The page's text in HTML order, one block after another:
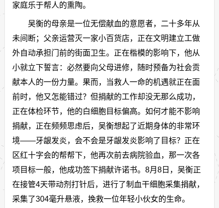
家庭乐于帮人的熏陶。
吴衡的母亲是一位无偿献血的意愿者，二十多年从
未间断；父亲运营灭一家小百货店，正在文明建立工做
外自动承担门前的街面卫生。正在楷模的影响下，他从
小就立下誓言：必然要向父母进修，随时预备为社会贡
献本人的一份力量。果而，当救人一命的机遇就正在面
前时，他又怎能错过？但捐献的工作却没无那么成功，
正在体检环节，他的白细胞目标偏高。如何才能不影响
捐献，正在频频思虑后，吴衡想起了近期身体的非常环
境——牙龈发炎，会不会是牙龈发炎影响了目标？正在
区红十字会的帮帮下，他再次前去病院验血，那一次各
项目标一般，他成功签下捐献许诺书。8月8日，吴衡正
在接管4天带动剂打针后，进行了制血干细胞采集捐献，
采集了304毫升悬液，挽救一位年轻小伙女的生命。